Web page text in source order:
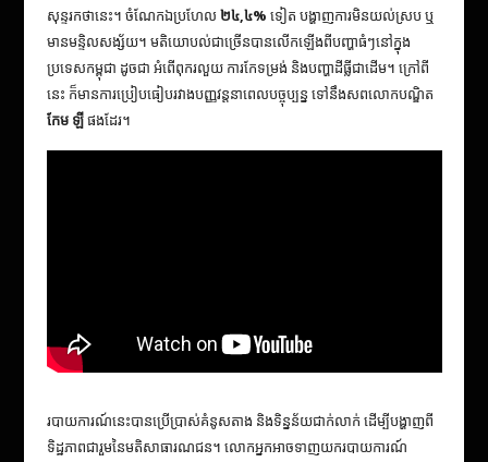
សុន្ទរកថានេះ។ ចំណែកឯប្រហែល ២៤,៤% ទៀត បង្ហាញការមិនយល់ស្រប ឬ
មានមន្ទិលសង្ស័យ។ មតិយោបល់ជាច្រើនបានលើកឡើងពីបញ្ហាធំៗនៅក្នុង
ប្រទេសកម្ពុជា ដូចជា អំពើពុករលួយ ការកែទម្រង់ និងបញ្ហាដីធ្លីជាដើម។ ក្រៅពី
នេះ ក៏មានការប្រៀបធៀបរវាងបញ្ញវន្តនាពេលបច្ចុប្បន្ន ទៅនឹងសពលោកបណ្ឌិត
កែម ឡីផងដែរ។
របាយការណ៍នេះបានប្រើប្រាស់គំនូសតាង និងទិន្នន័យជាក់លាក់ ដើម្បីបង្ហាញពី
ទិដ្ឋភាពជារួមនៃមតិសាធារណជន។ លោកអ្នកអាចទាញយករបាយការណ៍